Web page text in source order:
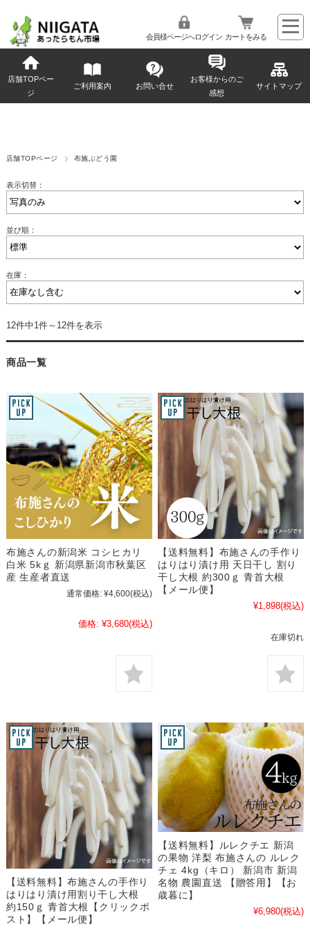
会員様ページへログイン カートをみる
店舗TOPペー
ジ
ご利用案内 お問い合せ
お客様からのご
感想
サイトマップ
店舗TOPページ 布施ぶどう園
表示切替：
並び順：
在庫：
12件中1件～12件を表示
商品一覧
布施さんの新潟米 コシヒカリ
白米 5kｇ 新潟県新潟市秋葉区
産 生産者直送
通常価格: ¥4,600(税込)
価格: ¥3,680(税込)
【送料無料】布施さんの手作り
はりはり漬け用 天日干し 割り
干し大根 約300ｇ 青首大根
【メール便】
¥1,898(税込)
在庫切れ
【送料無料】布施さんの手作り
はりはり漬け用割り干し大根
約150ｇ 青首大根【クリックポ
スト】【メール便】
【送料無料】ルレクチエ 新潟
の果物 洋梨 布施さんの ルレク
チェ 4kg（キロ） 新潟市 新潟
名物 農園直送 【贈答用】【お
歳暮に】
¥6,980(税込)